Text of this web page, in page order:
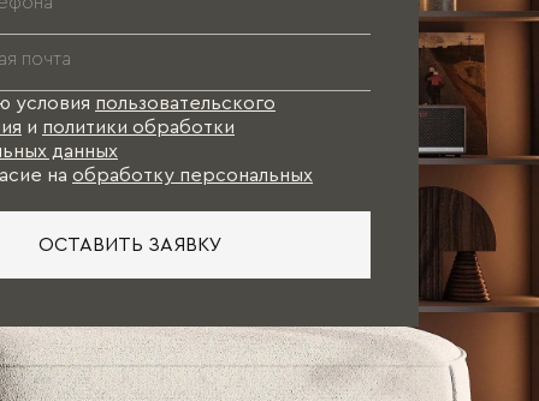
условия пользовательского
и политики обработки
данных
на обработку персональных
ОСТАВИТЬ ЗАЯВКУ